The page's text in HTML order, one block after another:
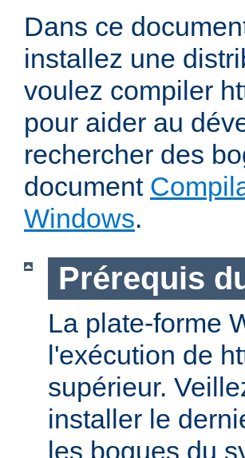
Dans ce
installez une
voulez compiler
pour aider au
rechercher des
document
Windows.
Prérequis
La plate-forme
l'exécution de
supérieur.
installer le
les bogues du